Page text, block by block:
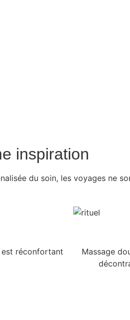
inspiration
du soin, les voyages ne
réconfortant
Massage